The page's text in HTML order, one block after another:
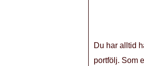
Du har alltid
portfölj. Som